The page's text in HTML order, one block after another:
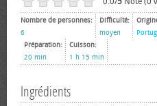
Nombre de personnes:
6
Difficulté:
moyen
Préparation:
20 min
Cuisson:
1 h 15 min
Ingrédients